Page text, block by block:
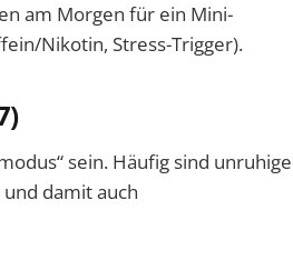
am Morgen für ein Mini-
Nikotin, Stress-Trigger).
sein. Häufig sind
damit auch